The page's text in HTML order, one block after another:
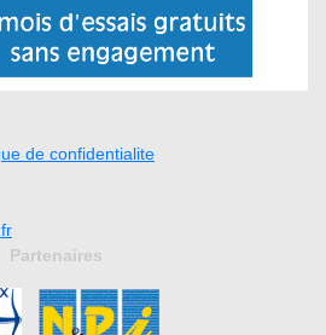
de confidentialite
Partenaires